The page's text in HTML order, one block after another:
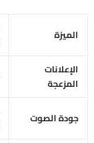
الميزة
الإعلانات
المزعجة
جودة الصوت